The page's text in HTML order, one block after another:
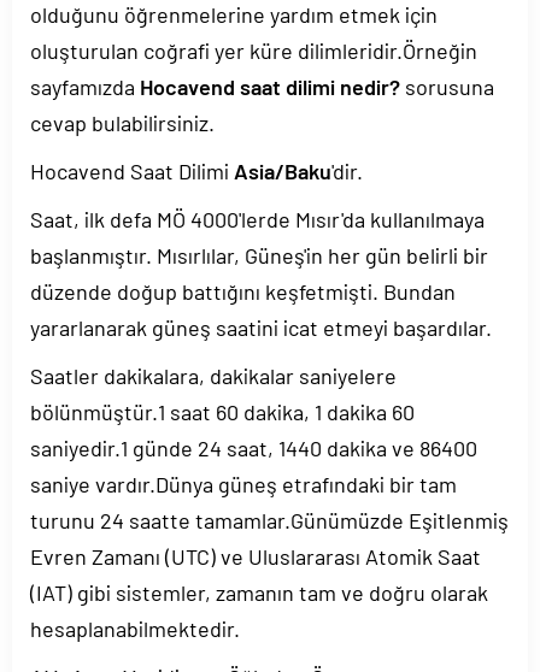
olduğunu öğrenmelerine yardım etmek için
oluşturulan coğrafi yer küre dilimleridir.Örneğin
sayfamızda Hocavend saat dilimi nedir? sorusuna
cevap bulabilirsiniz.
Hocavend Saat Dilimi Asia/Baku'dir.
Saat, ilk defa MÖ 4000'lerde Mısır'da kullanılmaya
başlanmıştır. Mısırlılar, Güneş'in her gün belirli bir
düzende doğup battığını keşfetmişti. Bundan
yararlanarak güneş saatini icat etmeyi başardılar.
Saatler dakikalara, dakikalar saniyelere
bölünmüştür.1 saat 60 dakika, 1 dakika 60
saniyedir.1 günde 24 saat, 1440 dakika ve 86400
saniye vardır.Dünya güneş etrafındaki bir tam
turunu 24 saatte tamamlar.Günümüzde Eşitlenmiş
Evren Zamanı (UTC) ve Uluslararası Atomik Saat
(IAT) gibi sistemler, zamanın tam ve doğru olarak
hesaplanabilmektedir.